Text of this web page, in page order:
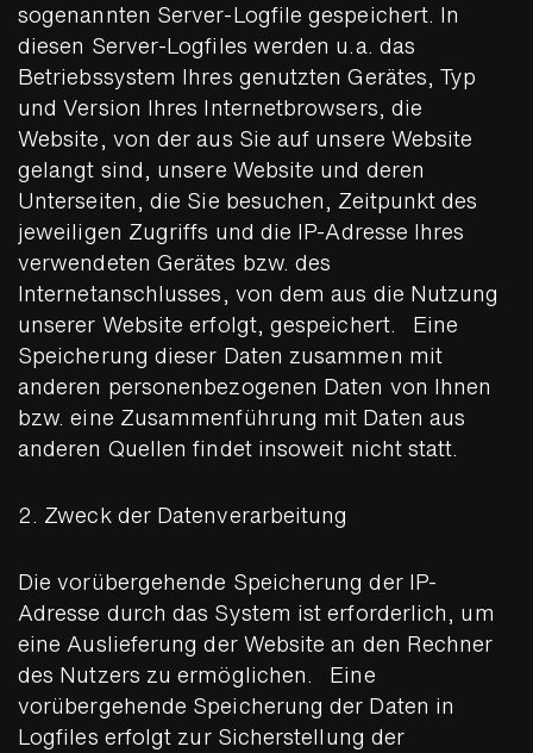
sogenannten Server-Logfile gespeichert. In
diesen Server-Logfiles werden u.a. das
Betriebssystem Ihres genutzten Gerätes, Typ
und Version Ihres Internetbrowsers, die
Website, von der aus Sie auf unsere Website
gelangt sind, unsere Website und deren
Unterseiten, die Sie besuchen, Zeitpunkt des
jeweiligen Zugriffs und die IP-Adresse Ihres
verwendeten Gerätes bzw. des
Internetanschlusses, von dem aus die Nutzung
unserer Website erfolgt, gespeichert. Eine
Speicherung dieser Daten zusammen mit
anderen personenbezogenen Daten von Ihnen
bzw. eine Zusammenführung mit Daten aus
anderen Quellen findet insoweit nicht statt.
2. Zweck der Datenverarbeitung
Die vorübergehende Speicherung der IP-
Adresse durch das System ist erforderlich, um
eine Auslieferung der Website an den Rechner
des Nutzers zu ermöglichen. Eine
vorübergehende Speicherung der Daten in
Logfiles erfolgt zur Sicherstellung der